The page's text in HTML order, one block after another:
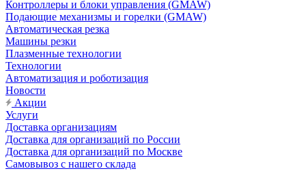
Контроллеры и блоки управления (GMAW)
Подающие механизмы и горелки (GMAW)
Автоматическая резка
Машины резки
Плазменные технологии
Технологии
Автоматизация и роботизация
Новости
Акции
Услуги
Доставка организациям
Доставка для организаций по России
Доставка для организаций по Москве
Самовывоз с нашего склада